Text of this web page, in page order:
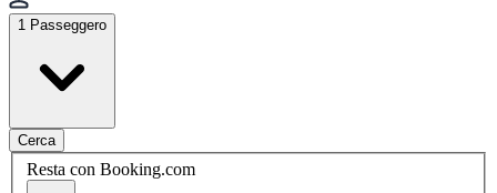
1 Passeggero
Cerca
Resta con Booking.com